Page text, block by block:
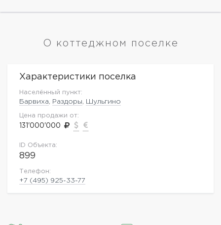
О коттеджном поселке
Характеристики поселка
Населённый пункт:
Барвиха Раздоры Шульгино
Цена продажи от:
131'000'000
ID Объекта:
899
Телефон:
+7 (495) 925-33-77